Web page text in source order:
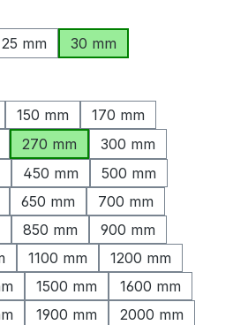
25 mm 30 mm
150 mm
170 mm
270 mm
300 mm
450 mm
500 mm
650 mm
700 mm
850 mm
900 mm
1100 mm
1200 mm
1500 mm
1600 mm
1900 mm
2000 mm